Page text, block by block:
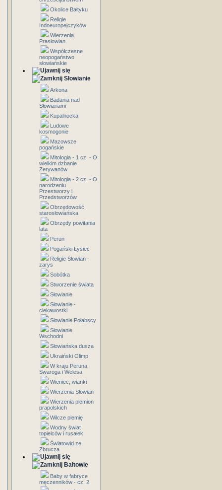
Okolice Bałtyku
Religie
Indoeuropejczyków
Wierzenia
Prasłowian
Współczesne
neopogaństwo
słowiańskie
Słowianie
Arkona
Badania nad
Słowianami
Kupalnocka
Ludowe
kosmogonie
Mazowsze
pogańskie
Mitologia - 1 cz. - O
wielkim dzbanie
Zerywanów
Mitologia - 2 cz. - O
narodzeniu
Przestworzy i
Przedstworzów
Obrzędowość
starosłowiańska
Obrzędy powitania
lata
Perun
Pogański Łysiec
Religie Słowian -
zarys
Sobótka
Stworzenie świata
Słowianie
Słowianie -
ciekawostki
Słowianie Połabscy
Słowianie
Wschodni
Słowiańska dusza
Ukraiński Olimp
W kraju Peruna,
Swaroga i Welesa
Wieniec, wianki
Wierzenia Słowian
Wierzenia plemion
prapolskich
Wilcze plemię
Wodny świat
topielców i rusałek
Światowid ze
Zbrucza
Bałtowie
Baby w fabryce
męczenników - cz. 2